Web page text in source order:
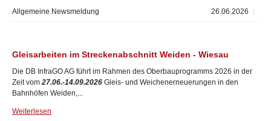
26.06.2026
Allgemeine Newsmeldung
Gleisarbeiten im Streckenabschnitt Weiden - Wiesau
Die DB InfraGO AG führt im Rahmen des Oberbauprogramms 2026 in der
Zeit vom 27.06.-14.09.2026 Gleis- und Weichenerneuerungen in den
Bahnhöfen Weiden,...
Weiterlesen